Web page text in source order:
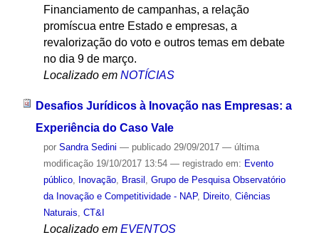
Financiamento de campanhas, a relação
promíscua entre Estado e empresas, a
revalorização do voto e outros temas em debate
no dia 9 de março.
Localizado em NOTÍCIAS
Desafios Jurídicos à Inovação nas Empresas: a
Experiência do Caso Vale
por Sandra Sedini — publicado29/09/2017 — última
modificação19/10/2017 13:54 — registrado em: Evento
público, Inovação, Brasil , Grupo de Pesquisa Observatório
da Inovação e Competitividade - NAP, Direito, Ciências
Naturais, CT&I
Localizado em EVENTOS